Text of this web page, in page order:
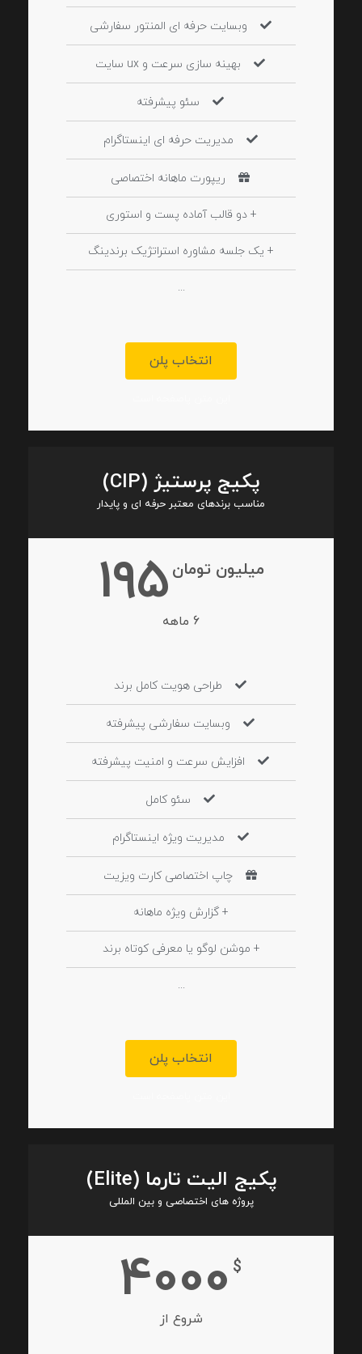
وبسایت حرفه ای المنتور سفارشی
بهینه سازی سرعت و ux سایت
سئو پیشرفته
مدیریت حرفه ای اینستاگرام
ریپورت ماهانه اختصاصی
+ دو قالب آماده پست و استوری
+ یک جلسه مشاوره استراتژیک برندینگ
...
انتخاب پلن
پکیج پرستیژ (CIP)
مناسب برندهای معتبر حرفه ای و پایدار
میلیون تومان 195
6 ماهه
طراحی هویت کامل برند
وبسایت سفارشی پیشرفته
افزایش سرعت و امنیت پیشرفته
سئو کامل
مدیریت ویژه اینستاگرام
چاپ اختصاصی کارت ویزیت
+ گزارش ویژه ماهانه
+ موشن لوگو یا معرفی کوتاه برند
...
انتخاب پلن
پکیج الیت تارما (Elite)
پروژه های اختصاصی و بین المللی
$
4000
شروع از